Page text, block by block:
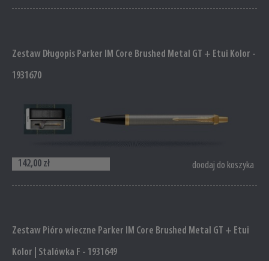
Zestaw Długopis Parker IM Core Brushed Metal GT + Etui Kolor -
1931670
142,00 zł doodaj do koszyka
Zestaw Pióro wieczne Parker IM Core Brushed Metal GT + Etui
Kolor | Stalówka F - 1931649